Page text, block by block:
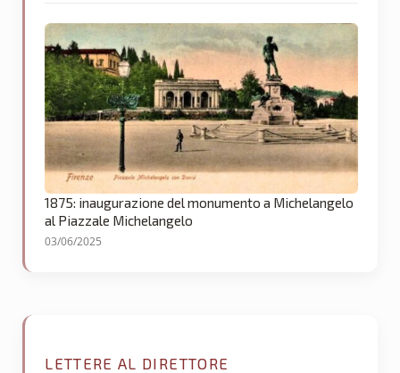
1875: inaugurazione del monumento a Michelangelo
al Piazzale Michelangelo
03/06/2025
LETTERE AL DIRETTORE